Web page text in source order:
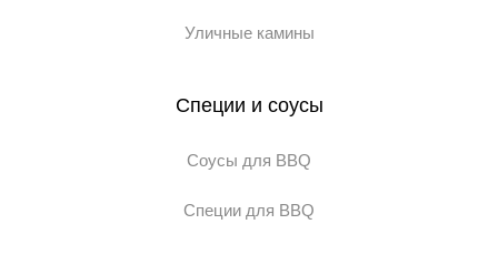
Уличные камины
Специи и соусы
Соусы для BBQ
Специи для BBQ